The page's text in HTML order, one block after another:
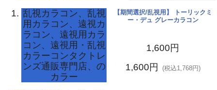
【期間選択/乱視用】 トーリックミ
ー・デュ グレーカラコン
1,600円
1,600円 (税込1,768円)
【期間選択/乱視用】 トーリック
ー・デュ グリーンカラコン
1,600円
1,600円 (税込1,768円)